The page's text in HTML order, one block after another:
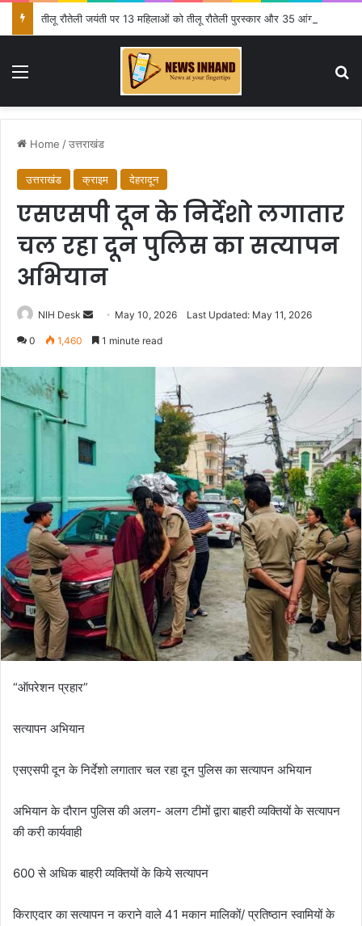
Menu
Home /उत्तराखंड
उत्तराखंड क्राइम देहरादून
एसएसपी दून के निर्देशो लगातार
चल रहा दून पुलिस का सत्यापन
अभियान
NIH Desk
Send
an
May 10, 2026 Last Updated: May 11, 2026
0 1,460 1 minute read
“ऑपरेशन प्रहार”
सत्यापन अभियान
एसएसपी दून के निर्देशो लगातार चल रहा दून पुलिस का सत्यापन अभियान
अभियान के दौरान पुलिस की अलग- अलग टीमों द्वारा बाहरी व्यक्तियों के सत्यापन
की करी कार्यवाही
600 से अधिक बाहरी व्यक्तियों के किये सत्यापन
किराएदार का सत्यापन न कराने वाले 41 मकान मालिकों/ प्रतिष्ठान स्वामियों के